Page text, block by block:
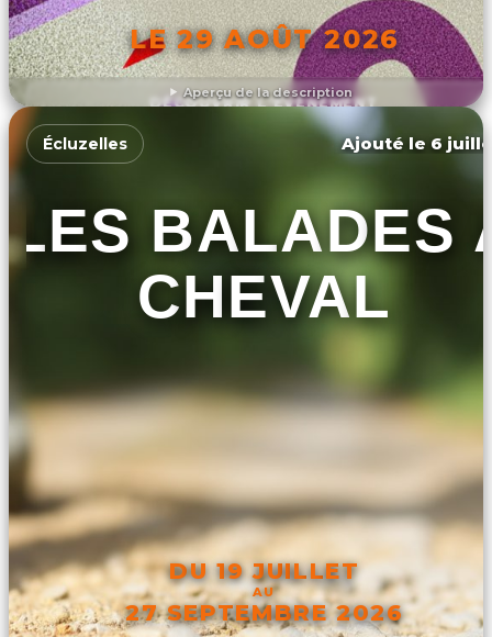
Aperçu de la description
LE 29 AOÛT 2026
DÉCOUVRIR L'ÉVÉNEMENT
Écluzelles Ajouté le 6
LES BALADES
CHEVAL
DU 19 JUILLET
AU
27 SEPTEMBRE 2026